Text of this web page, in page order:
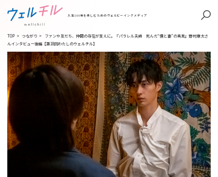
人生100年を楽しむためのウェルビーイングメディア
TOP > つながり >
ファンや友だち、仲間の存在が支えに。『パラレル夫婦 死んだ“僕と妻”の真実』野村康太さ
んインタビュー後編【第18回わたしのウェルチル】